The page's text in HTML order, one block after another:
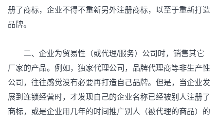
册了商标，企业不得不重新另外注册商标，以至于重新打造
品牌。
二、企业为贸易性（或代理/服务）公司时，销售其它
厂家的产品。例如，独家代理公司，品牌代理商等非生产性
公司，往往感觉没有必要再打造自己品牌。但是，当企业发
展到连锁经营时，才发现自己的企业名称已经被别人注册了
商标，或是企业用几年的时间推广别人（被代理的商品）的